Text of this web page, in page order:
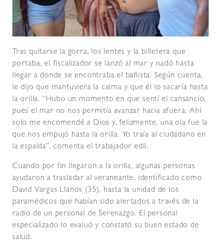
Tras quitarse la gorra, los lentes y la billetera que
portaba, el fiscalizador se lanzó al mar y nadó hasta
llegar a donde se encontraba el bañista. Según cuenta,
le dijo que mantuviera la calma y que él lo sacaría hasta
la orilla. “Hubo un momento en que sentí el cansancio,
pues el mar no nos permitía avanzar hacia afuera. Ahí
solo me encomendé a Dios y, felizmente, una ola fue la
que nos empujó hasta la orilla. Yo traía al ciudadano en
la espalda”, comenta el trabajador edil.
Cuando por fin llegaron a la orilla, algunas personas
ayudaron a trasladar al veraneante, identificado como
David Vargas Llanos (35), hasta la unidad de los
paramédicos que habían sido alertados a través de la
radio de un personal de Serenazgo. El personal
especializado lo evaluó y constató su buen estado de
salud.